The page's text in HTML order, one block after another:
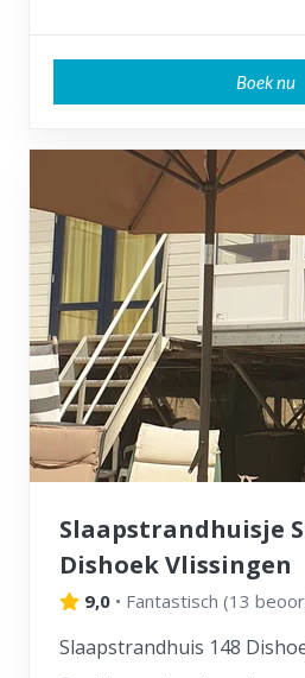
Boek nu
Slaapstrandhuisje
Dishoek Vlissingen
9,0 • Fantastisch (13
Slaapstrandhuis 148